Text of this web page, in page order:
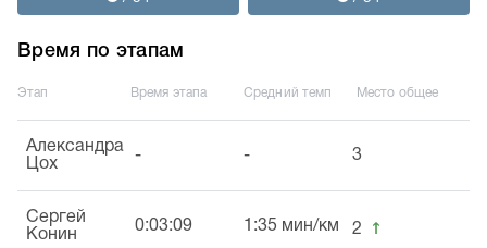
Время по этапам
Этап Время этапа Средний темп Место общее
Александра
Цох
- - 3
Сергей
Конин
0:03:09 1:35 мин/км 2 ↑